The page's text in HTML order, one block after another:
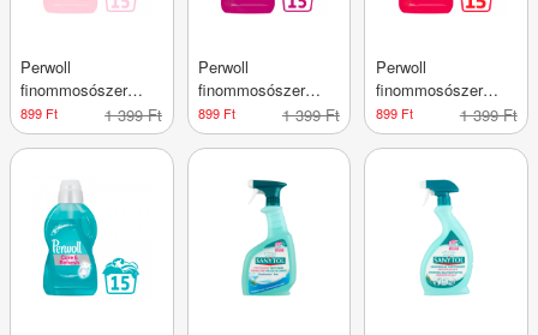
Perwoll
finommosószer
gyapjú és kímélő
ruhákhoz 15mos.
899 Ft 1 399 Ft
Perwoll
finommosószer
renew & blossom
15 mosás 900ml
899 Ft 1 399 Ft
Perwoll
finommosószer
színes textíliákhoz
15 mosás 900ml
899 Ft 1 399 Ft